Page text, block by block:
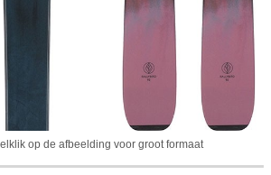
op de afbeelding voor groot formaat